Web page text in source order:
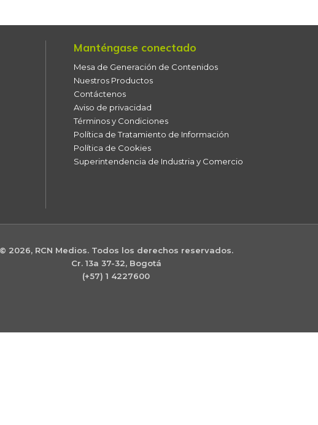
Manténgase conectado
Mesa de Generación de Contenidos
Nuestros Productos
Contáctenos
Aviso de privacidad
Términos y Condiciones
Política de Tratamiento de Información
Política de Cookies
Superintendencia de Industria y Comercio
© 2026, RCN Medios. Todos los derechos reservados.
Cr. 13a 37-32, Bogotá
(+57) 1 4227600